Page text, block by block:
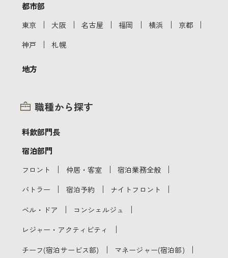
都市部
東京 ｜ 大阪 ｜ 名古屋 ｜ 福岡 ｜ 横浜 ｜ 京都 ｜
神戸 ｜ 札幌
地方
職種から探す
料飲部門長
宿泊部門
フロント ｜ 仲居・客室 ｜ 宿泊業務全般 ｜
バトラー ｜ 宿泊予約 ｜ ナイトフロント ｜
ベル・ドア ｜ コンシェルジュ ｜
レジャー・アクティビティ ｜
チーフ(宿泊サービス部) ｜ マネージャー(宿泊部) ｜